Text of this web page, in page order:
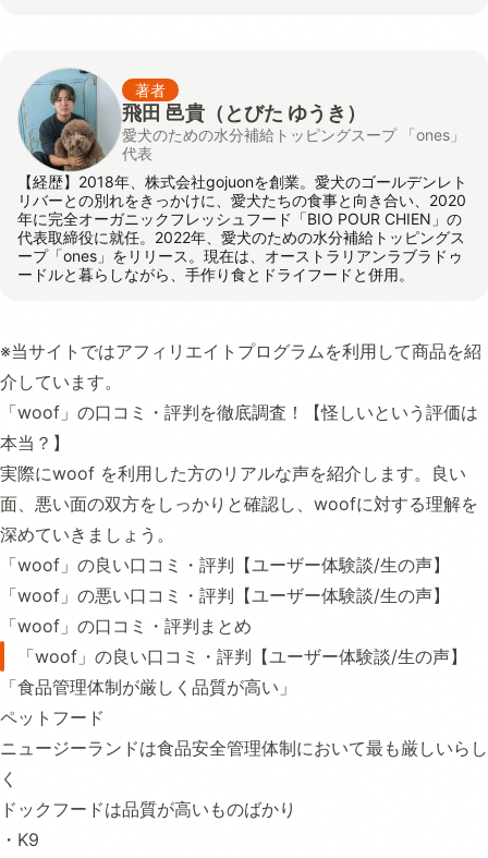
著者
飛田 邑貴 （とびた ゆうき）
愛犬のための水分補給トッピングスープ 「ones」
代表
【経歴】2018年、株式会社gojuonを創業。愛犬のゴールデンレト
リバーとの別れをきっかけに、愛犬たちの食事と向き合い、2020
年に完全オーガニックフレッシュフード「BIO POUR CHIEN」の
代表取締役に就任。2022年、愛犬のための水分補給トッピングス
ープ「ones」をリリース。現在は、オーストラリアンラブラドゥ
ードルと暮らしながら、手作り食とドライフードと併用。
※当サイトではアフィリエイトプログラムを利用して商品を紹
介しています。
「woof」の口コミ・評判を徹底調査！【怪しいという評価は
本当？】
実際にwoof を利用した方のリアルな声を紹介します。良い
面、悪い面の双方をしっかりと確認し、woofに対する理解を
深めていきましょう。
「woof」の良い口コミ・評判【ユーザー体験談/生の声】
「woof」の悪い口コミ・評判【ユーザー体験談/生の声】
「woof」の口コミ・評判まとめ
「woof」の良い口コミ・評判【ユーザー体験談/生の声】
「食品管理体制が厳しく品質が高い」
ペットフード
ニュージーランドは食品安全管理体制において最も厳しいらし
く
ドックフードは品質が高いものばかり
・K9